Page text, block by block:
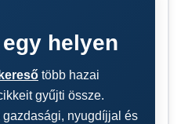
helyen
több hazai
gyűjti össze.
nyugdíjjal és